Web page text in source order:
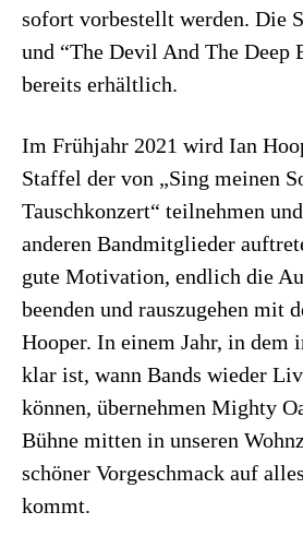
sofort vorbestellt werden. Die
und “The Devil And The Deep
bereits erhältlich.
Im Frühjahr 2021 wird Ian
Staffel der von „Sing meinen
Tauschkonzert“ teilnehmen
anderen Bandmitglieder
gute Motivation, endlich die
beenden und rauszugehen mit
Hooper. In einem Jahr, in dem
klar ist, wann Bands wieder
können, übernehmen Mighty
Bühne mitten in unseren
schöner Vorgeschmack auf
kommt.